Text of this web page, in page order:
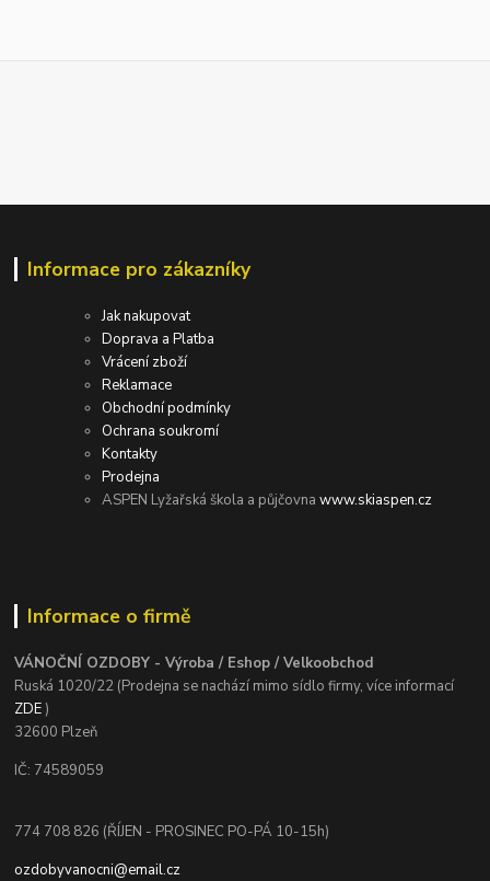
Informace pro zákazníky
Jak nakupovat
Doprava a Platba
Vrácení zboží
Reklamace
Obchodní podmínky
Ochrana soukromí
Kontakty
Prodejna
ASPEN Lyžařská škola a půjčovnawww.skiaspen.cz
Informace o firmě
VÁNOČNÍ OZDOBY - Výroba / Eshop / Velkoobchod
Ruská 1020/22 (Prodejna se nachází mimo sídlo firmy, více informací
ZDE)
32600 Plzeň
IČ: 74589059
774 708 826 (ŘÍJEN - PROSINEC PO-PÁ 10-15h)
ozdobyvanocni@email.cz